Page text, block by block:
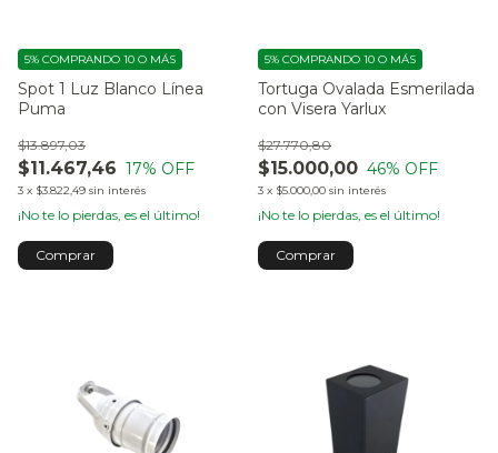
Spot 1 Luz Blanco Línea
Puma
$11.467,46
$13.897,03
17% OFF
3 x $3.822,49 sin interés
5% COMPRANDO 10 O MÁS
¡No te lo pierdas, es el último!
Tortuga Ovalada Esmerilada
con Visera Yarlux
$15.000,00
$27.770,80
46% OFF
3 x $5.000,00 sin interés
5% COMPRANDO 10 O MÁS
¡No te lo pierdas, es el último!